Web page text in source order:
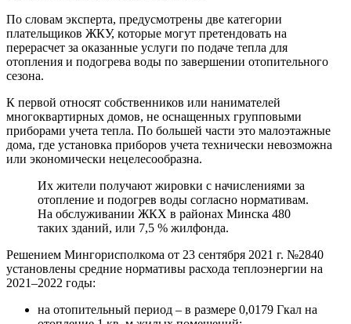
По словам эксперта, предусмотрены две категории
плательщиков ЖКУ, которые могут претендовать на
перерасчет за оказанные услуги по подаче тепла для
отопления и подогрева воды по завершении отопительного
сезона.
К первой относят собственников или нанимателей
многоквартирных домов, не оснащенных групповыми
приборами учета тепла. По большей части это малоэтажные
дома, где установка приборов учета технически невозможна
или экономически нецелесообразна.
Их жители получают жировки с начислениями за
отопление и подогрев воды согласно нормативам.
На обслуживании ЖКХ в районах Минска 480
таких зданий, или 7,5 % жилфонда.
Решением Мингорисполкома от 23 сентября 2021 г. №2840
установлены средние нормативы расхода теплоэнергии на
2021–2022 годы:
на отопительный период – в размере 0,0179 Гкал на